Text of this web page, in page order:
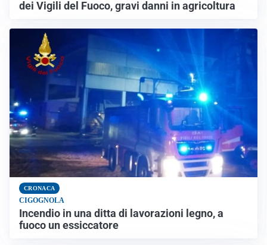
dei Vigili del Fuoco, gravi danni in agricoltura
CRONACA
CIGOGNOLA
Incendio in una ditta di lavorazioni legno, a
fuoco un essiccatore